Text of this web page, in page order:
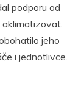
podporu od
jeho
i jednotlivce.